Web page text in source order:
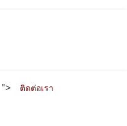
"> ติดต่อเรา